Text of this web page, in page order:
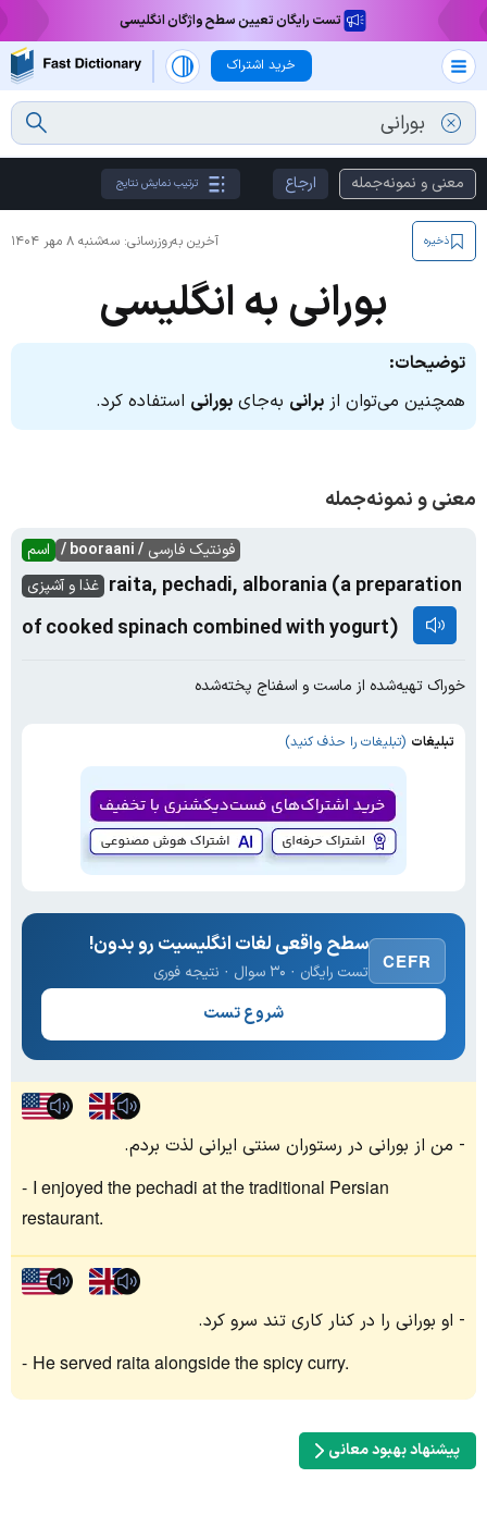
تست رایگان تعیین سطح واژگان انگلیسی
خرید اشتراک
معنی و نمونه‌جمله ارجاع ترتیب نمایش نتایج
آخرین به‌روزرسانی: سه‌شنبه ۸ مهر ۱۴۰۴ ذخیره
بورانی به انگلیسی
توضیحات:
همچنین می‌توان از برانی به‌جای بورانی استفاده کرد.
معنی و نمونه‌جمله
اسم فونتیک فارسی / booraani /
غذا و آشپزی raita, pechadi, alborania (a preparation
of cooked spinach combined with yogurt)
خوراک تهیه‌شده از ماست و اسفناج پخته‌شده
تبلیغات (تبلیغات را حذف کنید)
CEFR
سطح واقعی لغات انگلیسیت رو بدون!
تست رایگان · ۳۰ سوال · نتیجه فوری
شروع تست
من از بورانی در رستوران سنتی ایرانی لذت بردم.
I enjoyed the pechadi at the traditional Persian
restaurant.
او بورانی را در کنار کاری تند سرو کرد.
He served raita alongside the spicy curry.
پیشنهاد بهبود معانی